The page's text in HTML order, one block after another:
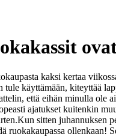
kaksi kertaa
käyttämään, kiteyttää
että eihän minulla ole
ajatukset kuitenkin
Kun sitten juhannuksen
ruokakaupassa ollenkaan!